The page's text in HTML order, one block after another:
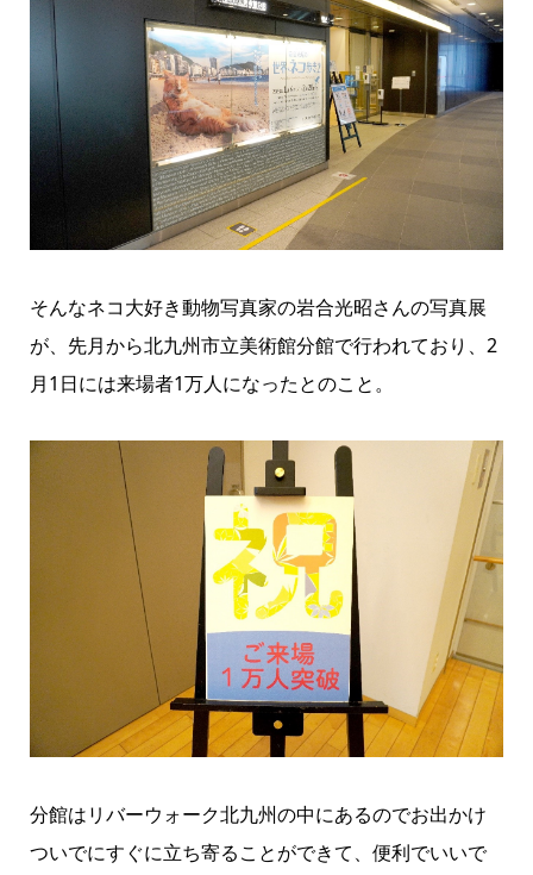
そんなネコ大好き動物写真家の岩合光昭さんの写真展
が、先月から北九州市立美術館分館で行われており、2
月1日には来場者1万人になったとのこと。
分館はリバーウォーク北九州の中にあるのでお出かけ
ついでにすぐに立ち寄ることができて、便利でいいで